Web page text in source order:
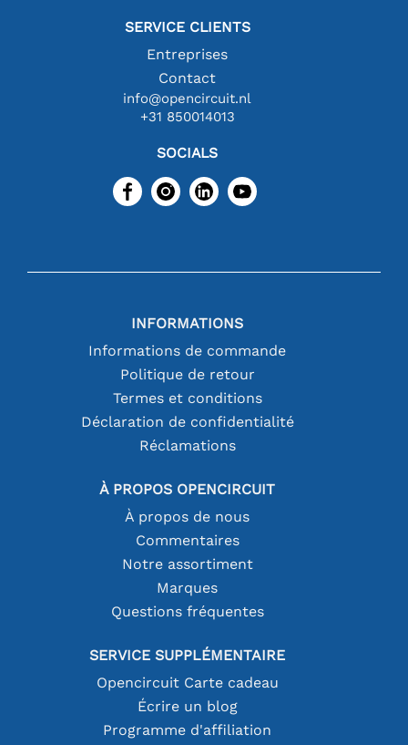
SERVICE CLIENTS
Entreprises
Contact
info@opencircuit.nl
+31 850014013
SOCIALS
INFORMATIONS
Informations de commande
Politique de retour
Termes et conditions
Déclaration de confidentialité
Réclamations
À PROPOS OPENCIRCUIT
À propos de nous
Commentaires
Notre assortiment
Marques
Questions fréquentes
SERVICE SUPPLÉMENTAIRE
Opencircuit Carte cadeau
Écrire un blog
Programme d'affiliation